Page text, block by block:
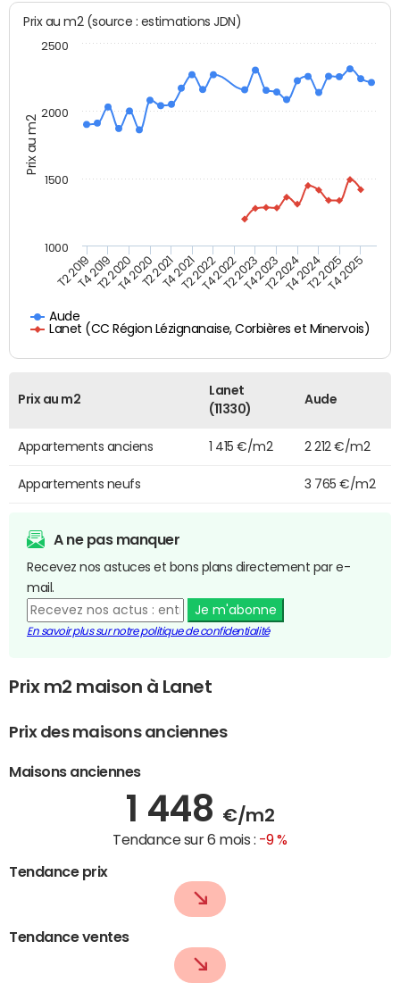
Prix au m2
Prix au m2 (source : estimations JDN)
Aude
Lanet (CC Région Lézignanaise, Corbières et Minervois)
T2 2019T4 2019T2 2020T4 2020T2 2021T4 2021T2 2022T4 2022T2 2023T4 2023T2 2024T4 2024T2 2025T4 2025
1000
1500
2000
2500
Prix au m2
Lanet
(11330)
Aude
Appartements anciens 1 415 €/m2 2 212 €/m2
Appartements neufs 3 765 €/m2
A ne pas manquer
Recevez nos astuces et bons plans directement par e-
mail.
Je m'abonne
En savoir plus sur notre politique de confidentialité
Prix m2 maison à Lanet
Prix des maisons anciennes
Maisons anciennes
1 448 €/m2
Tendance sur 6 mois : -9 %
Tendance prix
Tendance ventes